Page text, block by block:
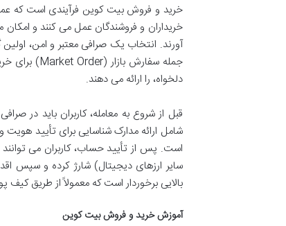
خرید و فروش بیت کوین فرآیندی است که
خریداران و فروشندگان عمل می کنند و امکان
آورند. انتخاب یک صرافی معتبر و امن، اولین
دلخواه، را ارائه می دهند.
شامل ارائه مدارک شناسایی برای تأیید
است. پس از تأیید حساب، کاربران می
سایر ارزهای دیجیتال) شارژ کرده و سپس
بالایی برخوردار است که معمولاً از طریق
آموزش خرید و فروش بیت کوین